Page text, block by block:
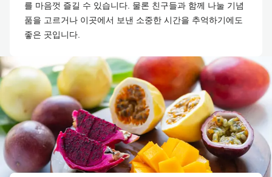
를 마음껏 즐길 수 있습니다. 물론 친구들과 함께 나눌 기념
품을 고르거나 이곳에서 보낸 소중한 시간을 추억하기에도
좋은 곳입니다.